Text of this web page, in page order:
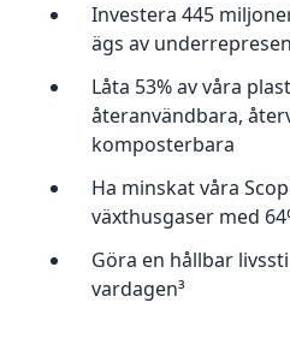
Investera 445
ägs av
Låta 53% av våra
återanvändbara,
komposterbara
Ha minskat våra
växthusgaser med
Göra en hållbar
vardagen³